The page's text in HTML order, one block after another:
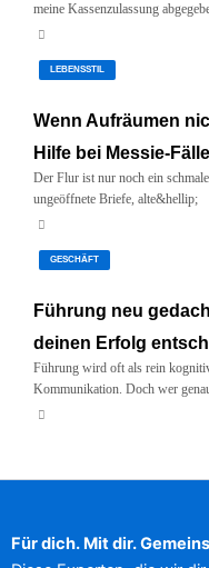
meine Kassenzulassung
LEBENSSTIL
Wenn Aufräumen
Hilfe bei Messie-
Der Flur ist nur noch ein
ungeöffnete Briefe, alte&hellip;
GESCHÄFT
Führung neu
deinen Erfolg
Führung wird oft als rein
Kommunikation. Doch wer
Für dich. Mit dir.